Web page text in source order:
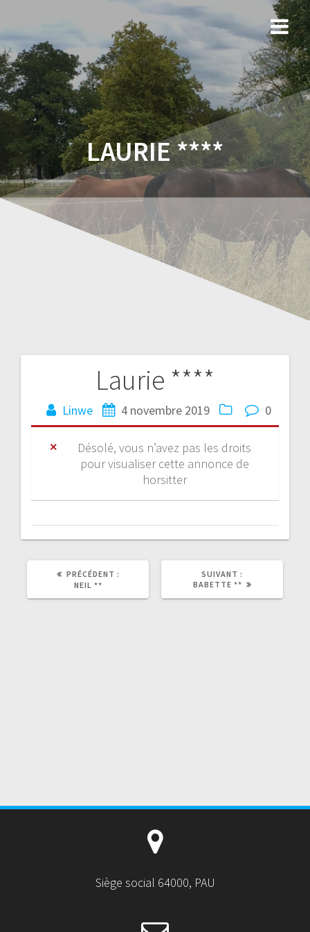
LAURIE ****
Laurie ****
Linwe 4 novembre 2019 0
Désolé, vous n’avez pas les droits
pour visualiser cette annonce de
horsitter
PRÉCÉDENT :
NEIL **
SUIVANT :
BABETTE **
Siège social 64000, PAU